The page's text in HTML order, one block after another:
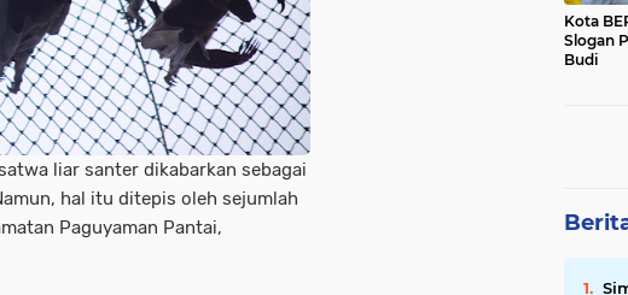
liar santer dikabarkan sebagai
hal itu ditepis oleh sejumlah
Paguyaman Pantai,
Kota
Slogan
Budi